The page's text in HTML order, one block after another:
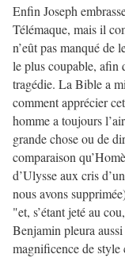
Enfin Joseph
Télémaque, mais il
n’eût pas manqué de
le plus coupable, afin
tragédie. La Bible a
comment apprécier
homme a toujours
grande chose ou de
comparaison
d’Ulysse aux cris
nous avons
"et, s’étant jeté au
Benjamin pleura
magnificence de style